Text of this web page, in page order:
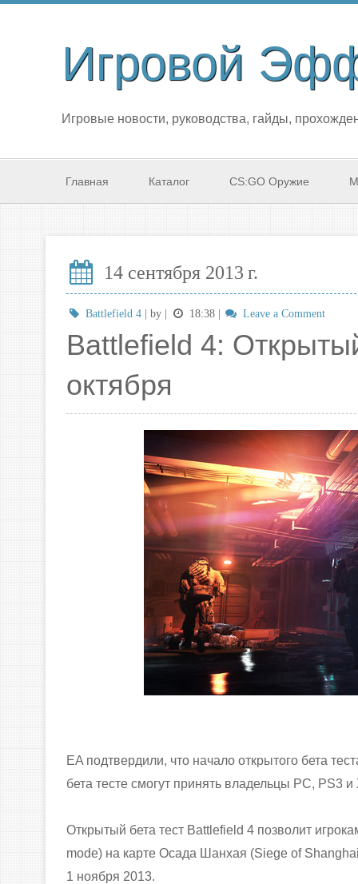
Игровой
Игровые новости, руководства, гайды,
Главная Каталог CS:GO Оружие
14 сентября 2013 г.
Battlefield 4 | by 18:38 Leave a Comment
Battlefield 4:
октября
EA подтвердили, что начало открытого бета
бета тесте смогут принять владельцы PC, PS3 и
Открытый бета тест Battlefield 4 позволит
mode) на карте Осада Шанхая (Siege of
1 ноября 2013.